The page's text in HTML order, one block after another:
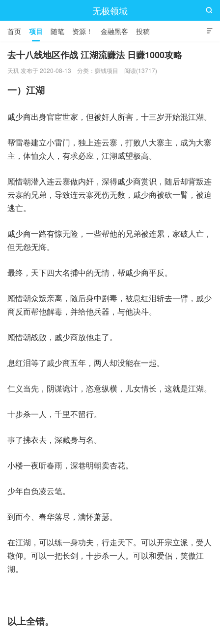
无极领域

首页 项目 随笔 资源！ 金融黑客 投稿

去十八线地区作战 江湖流赚法 日赚1000攻略
天玑 发布于 2020-08-13 分类： 赚钱项目 阅读(13717)
一）江湖
戚少商出身官宦世家，但被奸人所害，十三岁开始混江湖。
帮雷卷建立小雷门，独上连云寨，打败八大寨主，成为大寨
主，体恤众人，有求必应，江湖威望极高。
顾惜朝潜入连云寨做内奸，深得戚少商赏识，随后却背叛连
云寨的兄弟，导致连云寨死伤无数，戚少商被砍一臂，被迫
逃亡。
戚少商一路有惊无险，一些帮他的兄弟被连累，家破人亡，
但无怨无悔。
最终，天下四大名捕中的无情，帮戚少商平反。
顾惜朝众叛亲离，随后身中剧毒，被息红泪斩去一臂，戚少
商反而帮他解毒，并给他兵器，与他决斗。
顾惜朝战败，戚少商放他走了。
息红泪等了戚少商五年，两人却没能在一起。
仁义当先，阴谋诡计，恣意纵横，儿女情长，这就是江湖。
十步杀一人，千里不留行。
事了拂衣去，深藏身与名。
小楼一夜听春雨，深巷明朝卖杏花。
少年自负凌云笔。
到而今、春华落尽，满怀萧瑟。
在江湖，可以练一身功夫，行走天下。可以开宗立派，受人
敬仰。可以一把长剑，十步杀一人。可以和爱侣，笑傲江
湖。
以上全错。